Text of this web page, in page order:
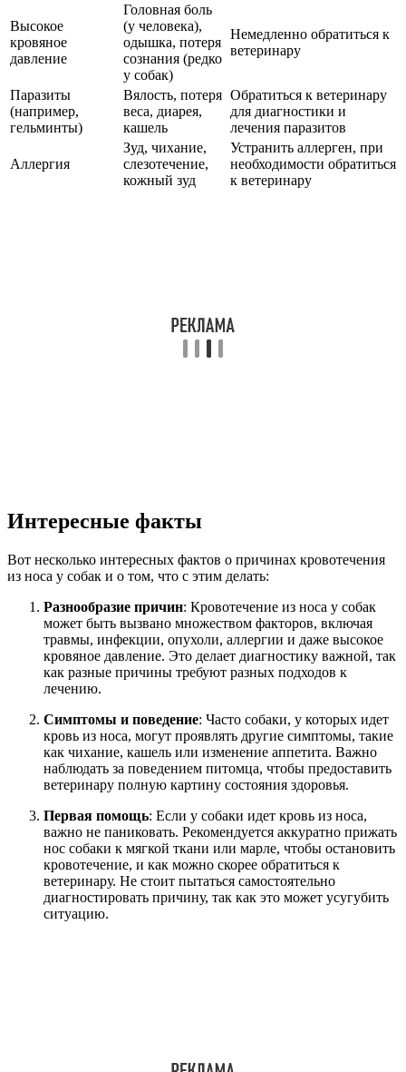
Высокое
кровяное
давление
Головная боль
(у человека),
одышка, потеря
сознания (редко
у собак)
Немедленно обратиться к
ветеринару
Паразиты
(например,
гельминты)
Вялость, потеря
веса, диарея,
кашель
Обратиться к ветеринару
для диагностики и
лечения паразитов
Аллергия
Зуд, чихание,
слезотечение,
кожный зуд
Устранить аллерген, при
необходимости обратиться
к ветеринару
Интересные факты
Вот несколько интересных фактов о причинах кровотечения
из носа у собак и о том, что с этим делать:
Разнообразие причин: Кровотечение из носа у собак
может быть вызвано множеством факторов, включая
травмы, инфекции, опухоли, аллергии и даже высокое
кровяное давление. Это делает диагностику важной, так
как разные причины требуют разных подходов к
лечению.
Симптомы и поведение: Часто собаки, у которых идет
кровь из носа, могут проявлять другие симптомы, такие
как чихание, кашель или изменение аппетита. Важно
наблюдать за поведением питомца, чтобы предоставить
ветеринару полную картину состояния здоровья.
Первая помощь: Если у собаки идет кровь из носа,
важно не паниковать. Рекомендуется аккуратно прижать
нос собаки к мягкой ткани или марле, чтобы остановить
кровотечение, и как можно скорее обратиться к
ветеринару. Не стоит пытаться самостоятельно
диагностировать причину, так как это может усугубить
ситуацию.